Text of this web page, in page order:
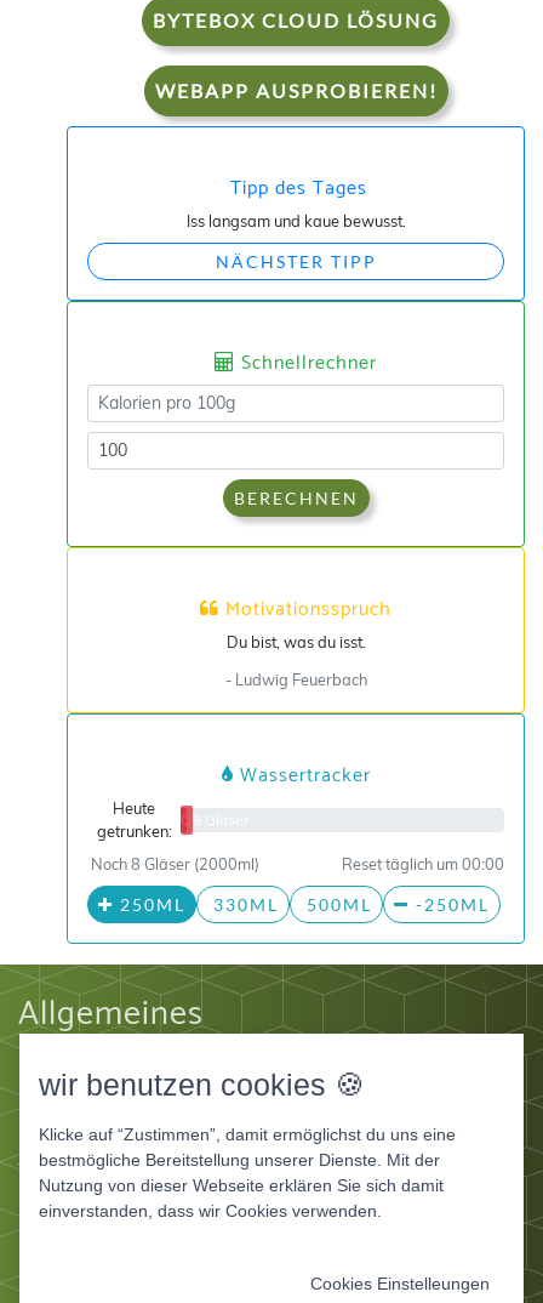
BYTEBOX CLOUD LÖSUNG
WEBAPP AUSPROBIEREN!
Tipp des Tages
Iss langsam und kaue bewusst.
NÄCHSTER TIPP
Schnellrechner
BERECHNEN
Motivationsspruch
Du bist, was du isst.
- Ludwig Feuerbach
Wassertracker
Heute
getrunken:
0/8 Gläser
Noch 8 Gläser (2000ml) Reset täglich um 00:00
250ML 330ML 500ML -250ML
Allgemeines
Datenschutz
Apps
Ernährungstagebuch Deluxe
wir benutzen cookies 🍪
Klicke auf “Zustimmen”, damit ermöglichst du uns eine
bestmögliche Bereitstellung unserer Dienste. Mit der
Nutzung von dieser Webseite erklären Sie sich damit
einverstanden, dass wir Cookies verwenden.
Cookies Einstelleungen